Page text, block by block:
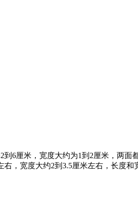
6厘米，宽度大约为1到2厘米，两面
，宽度大约2到3.5厘米左右，长度